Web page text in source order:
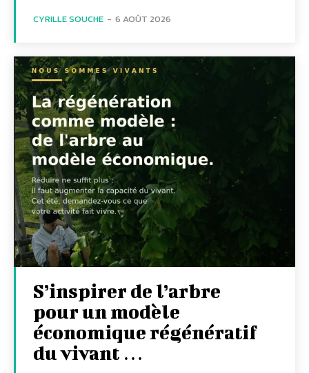
CYRILLE SOUCHE - 6 AOÛT 2026
S’inspirer de l’arbre
pour un modèle
économique régénératif
du vivant …